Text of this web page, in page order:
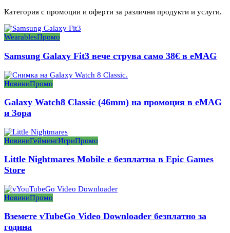
Категория с промоции и оферти за различни продукти и услуги.
WearablesПромо
Samsung Galaxy Fit3 вече струва само 38€ в eMAG
НовиниПромо
Galaxy Watch8 Classic (46mm) на промоция в eMAG
и Зора
НовиниГеймингИгриПромо
Little Nightmares Mobile е безплатна в Epic Games
Store
НовиниПромо
Вземете vTubeGo Video Downloader безплатно за
година